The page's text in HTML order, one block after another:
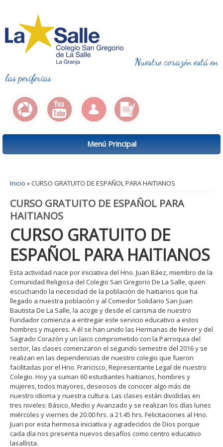
Nuestro corazón está en
las periferias
Menú Principal
Se encuentra usted aquí
Inicio » CURSO GRATUITO DE ESPAÑOL PARA HAITIANOS
CURSO GRATUITO DE ESPAÑOL PARA
HAITIANOS
CURSO GRATUITO DE
ESPAÑOL PARA HAITIANOS
Esta actividad nace por iniciativa del Hno. Juan Báez, miembro de la
Comunidad Religiosa del Colegio San Gregorio De La Salle, quien
escuchando la necesidad de la población de haitianos que ha
llegado a nuestra población y al Comedor Solidario San Juan
Bautista De La Salle, la acoge y desde el carisma de nuestro
Fundador comienza a entregar este servicio educativo a estos
hombres y mujeres. A él se han unido las Hermanas de Never y del
Sagrado Corazón y un laico comprometido con la Parroquia del
sector, las clases comenzaron el segundo semestre del 2016 y se
realizan en las dependencias de nuestro colegio que fueron
facilitadas por el Hno. Francisco, Representante Legal de nuestro
Colegio. Hoy ya suman 60 estudiantes haitianos, hombres y
mujeres, todos mayores, deseosos de conocer algo más de
nuestro idioma y nuestra cultura. Las clases están divididas en
tres niveles: Básico, Medio y Avanzado y se realizan los días lunes
miércoles y viernes de 20.00 hrs. a 21.45 hrs. Felicitaciones al Hno.
Juan por esta hermosa iniciativa y agradecidos de Dios porque
cada día nos presenta nuevos desafíos como centro educativo
lasallista.